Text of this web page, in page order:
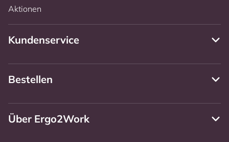
Aktionen
Kundenservice
Bestellen
Über Ergo2Work